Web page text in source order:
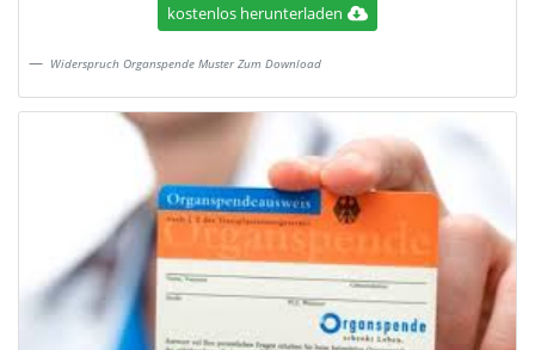
kostenlos herunterladen
Widerspruch Organspende Muster Zum Download